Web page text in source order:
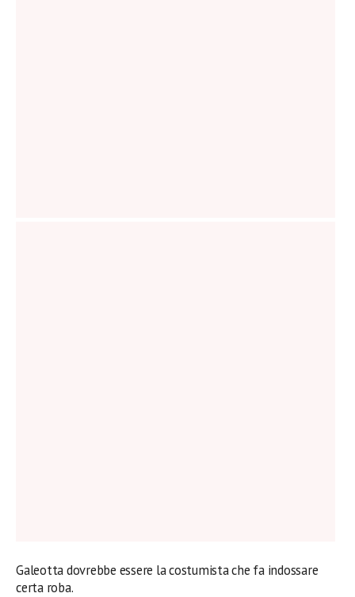
Galeotta dovrebbe essere la costumista che fa indossare
certa roba.